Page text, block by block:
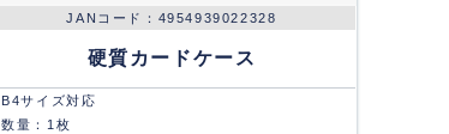
4954939022328
硬質カードケース
B4サイズ対応
数量：1枚